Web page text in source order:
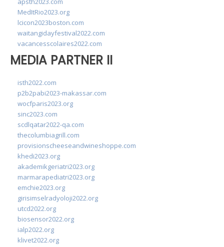
MedItRio2023.org
lcicon2023boston.com
waitangidayfestival2022.com
vacancesscolaires2022.com
MEDIA PARTNER II
isth2022.com
p2b2pabi2023-makassar.com
wocfparis2023.org
sinc2023.com
scdlqatar2022-qa.com
thecolumbiagrill.com
provisionscheeseandwineshoppe.com
khedi2023.org
akademikgeriatri2023.org
marmarapediatri2023.org
emchie2023.org
girisimselradyoloji2022.org
utcd2022.org
biosensor2022.org
ialp2022.org
klivet2022.org